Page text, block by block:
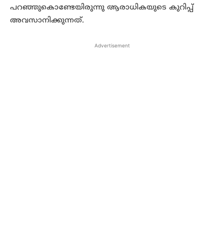
പറഞ്ഞുകൊണ്ടേയിരുന്നു ആരാധികയുടെ കുറിപ്പ്
അവസാനിക്കുന്നത്.
Advertisement